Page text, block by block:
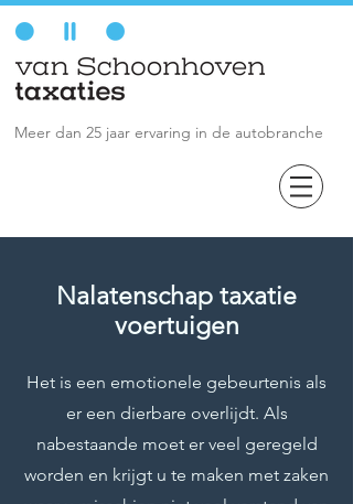
Meer dan 25 jaar ervaring in de autobranche
Nalatenschap taxatie
voertuigen
Het is een emotionele gebeurtenis als
er een dierbare overlijdt. Als
nabestaande moet er veel geregeld
worden en krijgt u te maken met zaken